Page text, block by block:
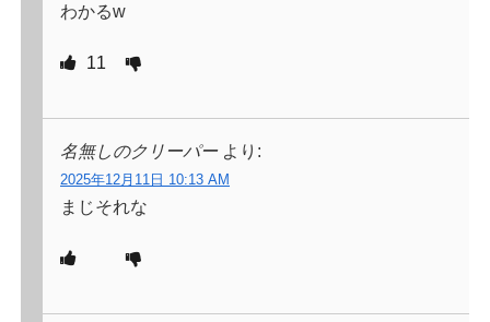
わかるw
11
名無しのクリーパー より:
2025年12月11日 10:13 AM
まじそれな